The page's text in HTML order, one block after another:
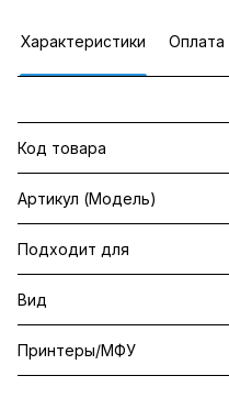
Характеристики Оплата
Код товара
Артикул (Модель)
Подходит для
Вид
Принтеры/МФУ